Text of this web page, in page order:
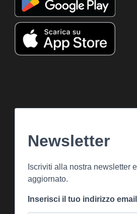
Newsletter
Iscriviti alla nostra newsletter
aggiornato.
Inserisci il tuo indirizzo